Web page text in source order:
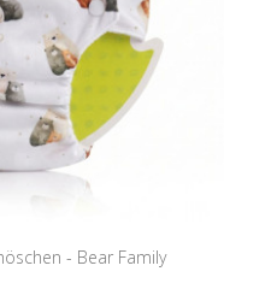
- Bear Family